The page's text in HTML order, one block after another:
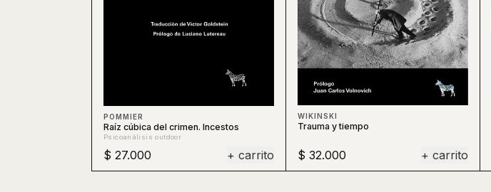
POMMIER
Raíz cúbica del crimen. Incestos
Psicoanálisis outdoor
$ 27.000 + carrito
WIKINSKI
Trauma y tiempo
$ 32.000 + carrito